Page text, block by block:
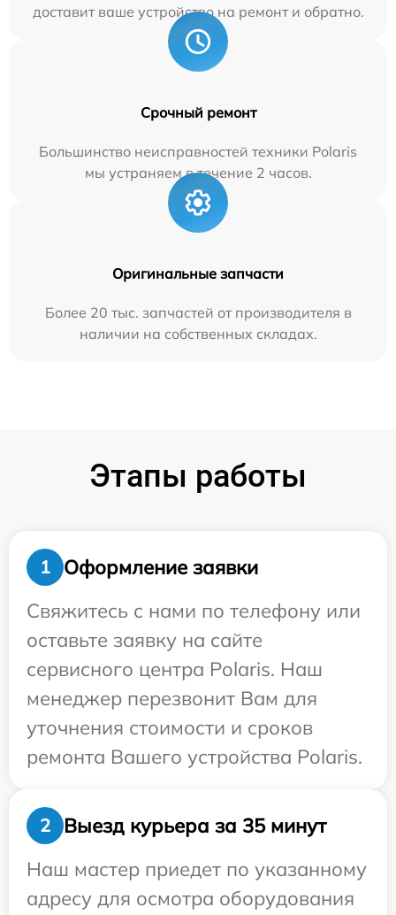
доставит ваше устройство на ремонт и обратно.
Срочный ремонт
Большинство неисправностей техники Polaris
мы устраняем в течение 2 часов.
Оригинальные запчасти
Более 20 тыс. запчастей от производителя в
наличии на собственных складах.
Этапы работы
1
Оформление заявки
Свяжитесь с нами по телефону или
оставьте заявку на сайте
сервисного центра Polaris. Наш
менеджер перезвонит Вам для
уточнения стоимости и сроков
ремонта Вашего устройства Polaris.
2
Выезд курьера за 35 минут
Наш мастер приедет по указанному
адресу для осмотра оборудования